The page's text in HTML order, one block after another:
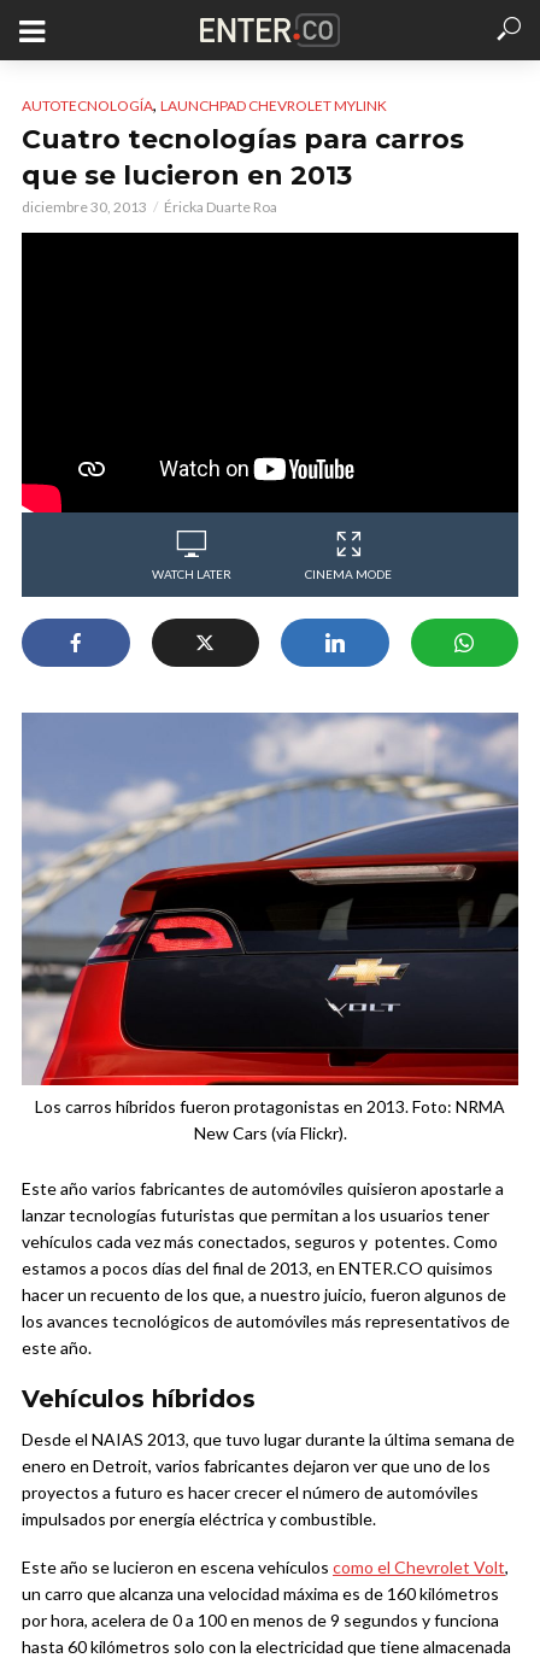
AUTOTECNOLOGÍA, LAUNCHPAD CHEVROLET MYLINK
Cuatro tecnologías para carros
que se lucieron en 2013
diciembre 30, 2013 Éricka Duarte Roa
WATCH LATER CINEMA MODE
Los carros híbridos fueron protagonistas en 2013. Foto: NRMA
New Cars (vía Flickr).
Este año varios fabricantes de automóviles quisieron apostarle a
lanzar tecnologías futuristas que permitan a los usuarios tener
vehículos cada vez más conectados, seguros y potentes. Como
estamos a pocos días del final de 2013, en ENTER.CO quisimos
hacer un recuento de los que, a nuestro juicio, fueron algunos de
los avances tecnológicos de automóviles más representativos de
este año.
Vehículos híbridos
Desde el NAIAS 2013, que tuvo lugar durante la última semana de
enero en Detroit, varios fabricantes dejaron ver que uno de los
proyectos a futuro es hacer crecer el número de automóviles
impulsados por energía eléctrica y combustible.
Este año se lucieron en escena vehículos como el Chevrolet Volt,
un carro que alcanza una velocidad máxima es de 160 kilómetros
por hora, acelera de 0 a 100 en menos de 9 segundos y funciona
hasta 60 kilómetros solo con la electricidad que tiene almacenada